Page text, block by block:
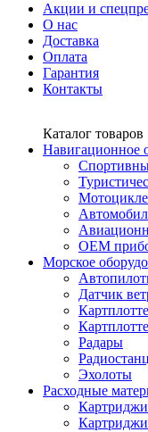
Акции и
О нас
Доставка
Оплата
Гарантия
Контакты
Каталог товаров
Навигационное
OEM
Морское
Датчик
Радары
Эхолоты
Расходные
Картриджи